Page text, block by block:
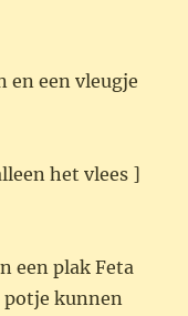
en een vleugje
het vlees ]
een plak Feta
potje kunnen